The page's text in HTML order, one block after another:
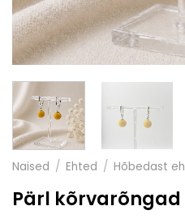
Naised / Ehted / Hõbedast
Pärl